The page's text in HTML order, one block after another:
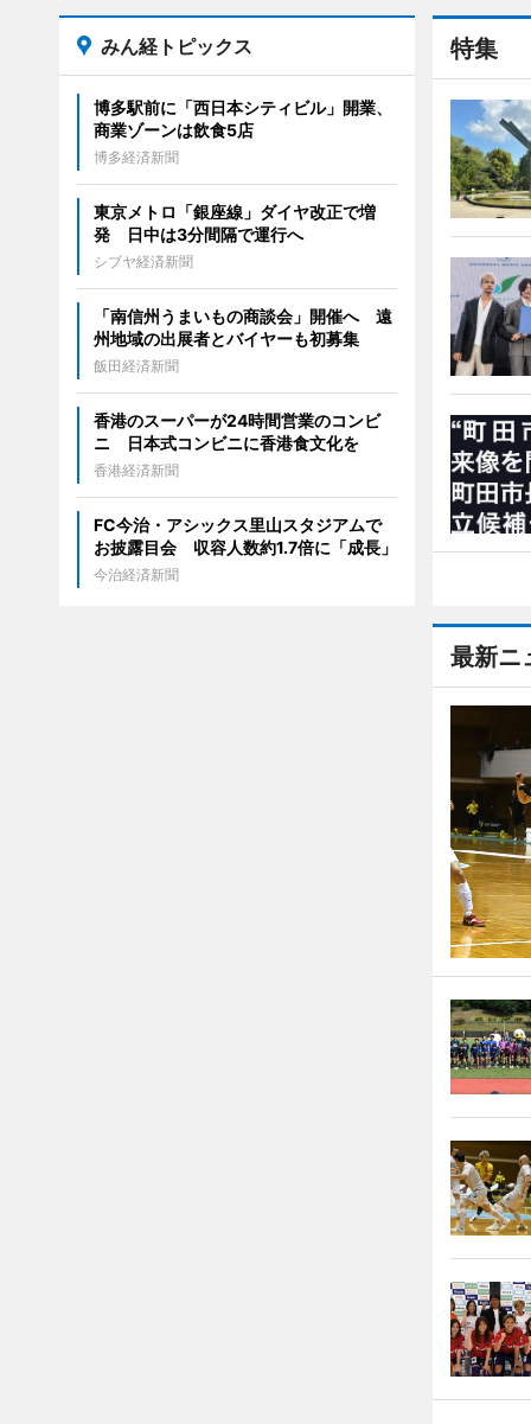
特集
最新ニ
みん経トピックス
博多駅前に「西日本シティビル」開業、
商業ゾーンは飲食5店
博多経済新聞
東京メトロ「銀座線」ダイヤ改正で増
発 日中は3分間隔で運行へ
シブヤ経済新聞
「南信州うまいもの商談会」開催へ 遠
州地域の出展者とバイヤーも初募集
飯田経済新聞
香港のスーパーが24時間営業のコンビ
ニ 日本式コンビニに香港食文化を
香港経済新聞
FC今治・アシックス里山スタジアムで
お披露目会 収容人数約1.7倍に「成長」
今治経済新聞